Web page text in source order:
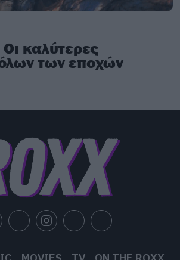
καλύτερες
των εποχών